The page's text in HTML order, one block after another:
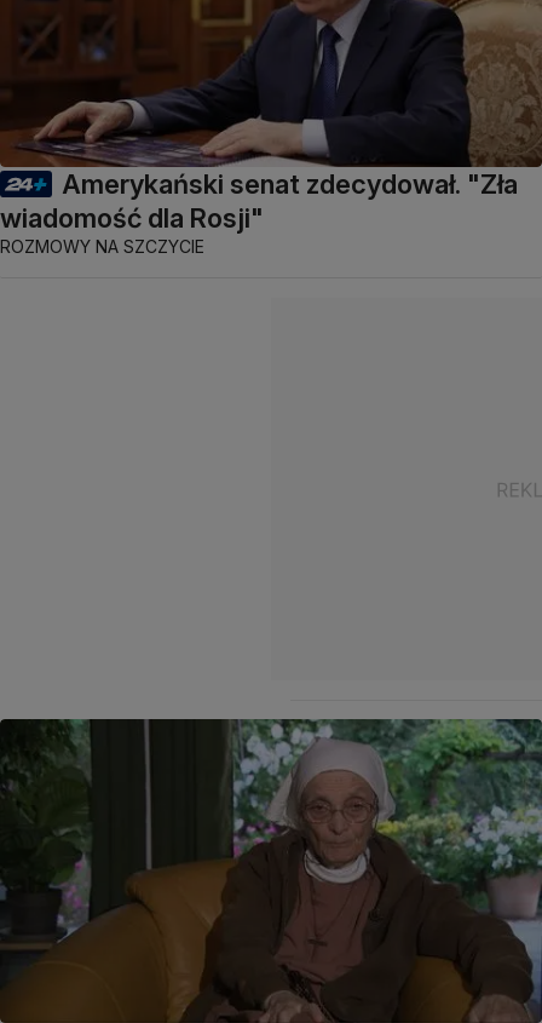
Amerykański senat zdecydował. "Zła
wiadomość dla Rosji"
ROZMOWY NA SZCZYCIE